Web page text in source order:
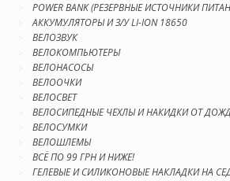
POWER BANK (РЕЗЕРВНЫЕ ИСТОЧНИКИ
АККУМУЛЯТОРЫ И З/У LI-ION 18650
ВЕЛОЗВУК
ВЕЛОКОМПЬЮТЕРЫ
ВЕЛОНАСОСЫ
ВЕЛООЧКИ
ВЕЛОСВЕТ
ВЕЛОСИПЕДНЫЕ ЧЕХЛЫ И НАКИДКИ ОТ
ВЕЛОСУМКИ
ВЕЛОШЛЕМЫ
ВСЁ ПО 99 ГРН И НИЖЕ!
ГЕЛЕВЫЕ И СИЛИКОНОВЫЕ НАКЛАДКИ НА